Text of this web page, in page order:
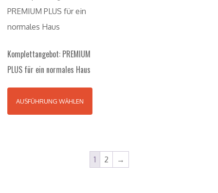
Komplettangebot: PREMIUM
PLUS für ein normales Haus
AUSFÜHRUNG WÄHLEN
1 2 →